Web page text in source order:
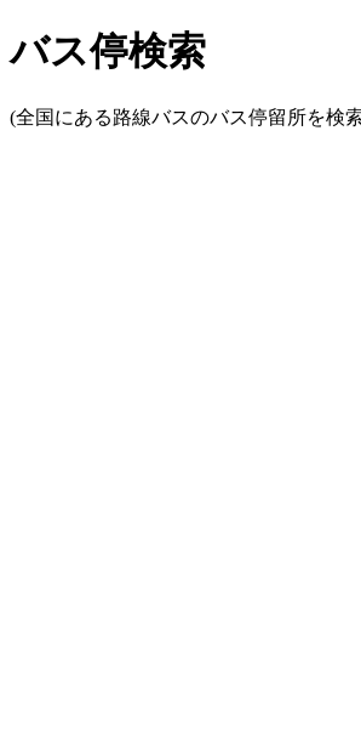
バス停検索
(全国にある路線バスのバス停留所を検